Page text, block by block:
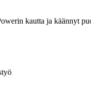
kautta ja käännyt